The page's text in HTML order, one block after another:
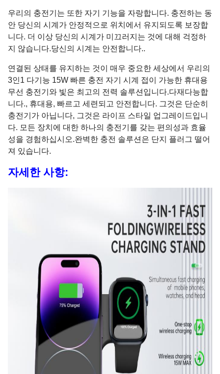
우리의 충전기는 또한 자기 기능을 자랑합니다. 충전하는 동
안 당신의 시계가 안정적으로 위치에서 유지되도록 보장합
니다. 더 이상 당신의 시계가 미끄러지는 것에 대해 걱정하
지 않습니다.당신의 시계는 안전합니다..
연결된 상태를 유지하는 것이 매우 중요한 세상에서 우리의
3인1 다기능 15W 빠른 충전 자기 시계 접이 가능한 휴대용
무선 충전기와 빛은 최고의 전력 솔루션입니다.다재다능합
니다., 휴대용, 빠르고 세련되고 안전합니다. 그것은 단순히
충전기가 아닙니다, 그것은 라이프 스타일 업그레이드입니
다. 모든 장치에 대한 하나의 충전기를 갖는 편의성과 효율
성을 경험하십시오.완벽한 충전 솔루션은 단지 플러그 떨어
져 있습니다.
자세한 사항: